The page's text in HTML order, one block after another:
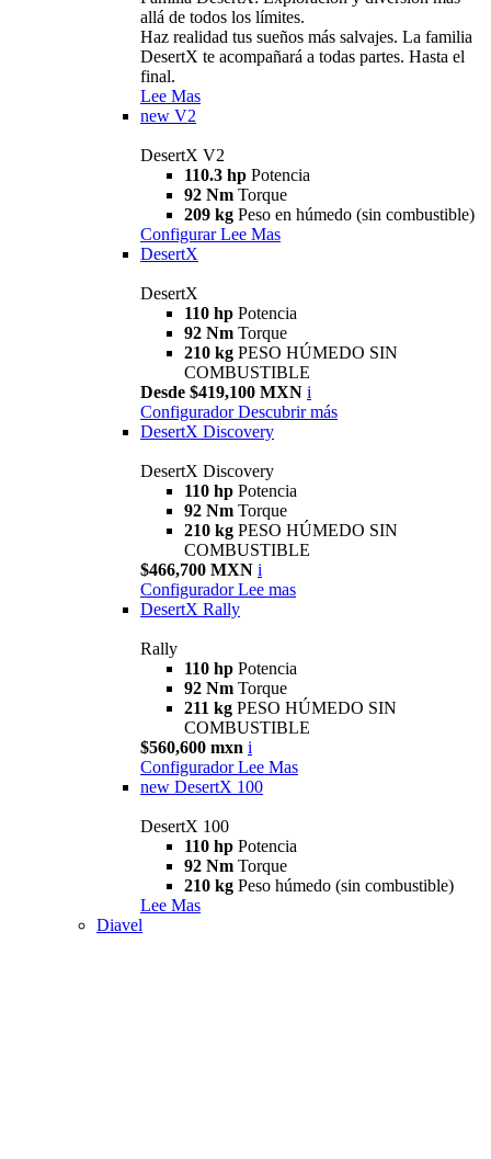
allá de todos los límites.
Haz realidad tus sueños más salvajes. La familia
DesertX te acompañará a todas partes. Hasta el
final.
Lee Mas
new V2
DesertX V2
110.3 hp Potencia
92 Nm Torque
209 kg Peso en húmedo (sin combustible)
Configurar Lee Mas
DesertX
DesertX
110 hp Potencia
92 Nm Torque
210 kg PESO HÚMEDO SIN
COMBUSTIBLE
Desde $419,100 MXN i
Configurador Descubrir más
DesertX Discovery
DesertX Discovery
110 hp Potencia
92 Nm Torque
210 kg PESO HÚMEDO SIN
COMBUSTIBLE
$466,700 MXN i
Configurador Lee mas
DesertX Rally
Rally
110 hp Potencia
92 Nm Torque
211 kg PESO HÚMEDO SIN
COMBUSTIBLE
$560,600 mxn i
Configurador Lee Mas
new DesertX 100
DesertX 100
110 hp Potencia
92 Nm Torque
210 kg Peso húmedo (sin combustible)
Lee Mas
Diavel